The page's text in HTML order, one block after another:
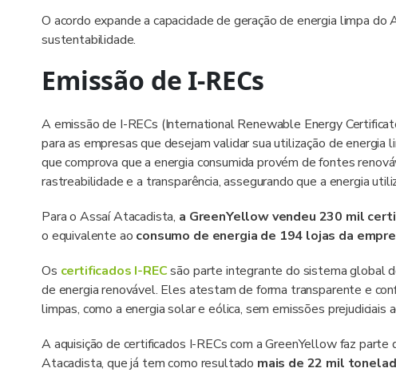
O acordo expande a capacidade de geração de energia limpa
sustentabilidade.
Emissão de I-RECs
A emissão de I-RECs (International Renewable Energy
para as empresas que desejam validar sua utilização de
que comprova que a energia consumida provém de fontes
rastreabilidade e a transparência, assegurando que a energia
Para o Assaí Atacadista, a GreenYellow vendeu 230 mil
o equivalente ao consumo de energia de 194 lojas da
Os certificados I-RECsão parte integrante do sistema global
de energia renovável. Eles atestam de forma transparente e
limpas, como a energia solar e eólica, sem emissões prejudiciais
A aquisição de certificados I-RECs com a GreenYellow faz
Atacadista, que já tem como resultado mais de 22 mil